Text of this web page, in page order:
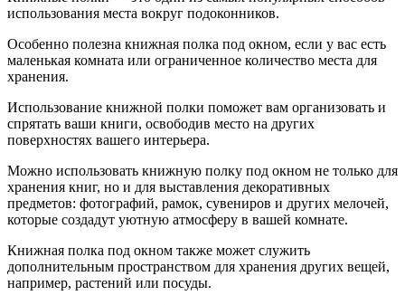
использования места вокруг подоконников.
Особенно полезна книжная полка под окном, если у вас есть
маленькая комната или ограниченное количество места для
хранения.
Использование книжной полки поможет вам организовать и
спрятать ваши книги, освободив место на других
поверхностях вашего интерьера.
Можно использовать книжную полку под окном не только для
хранения книг, но и для выставления декоративных
предметов: фотографий, рамок, сувениров и других мелочей,
которые создадут уютную атмосферу в вашей комнате.
Книжная полка под окном также может служить
дополнительным пространством для хранения других вещей,
например, растений или посуды.